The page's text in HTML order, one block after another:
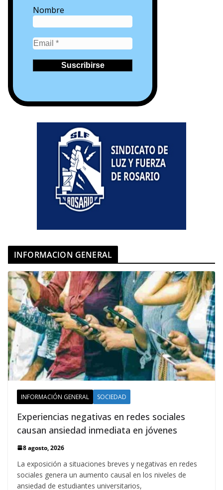
Nombre
INFORMACION GENERAL
INFORMACIÓN GENERAL SOCIEDAD
Experiencias negativas en redes sociales
causan ansiedad inmediata en jóvenes
8 agosto, 2026
La exposición a situaciones breves y negativas en redes
sociales genera un aumento causal en los niveles de
ansiedad de estudiantes universitarios,